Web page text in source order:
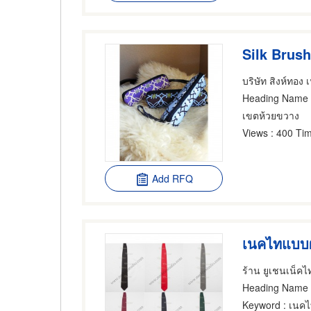
Add RFQ
Silk
บริษัท สิงห์ทอง
Heading Name
เขตห้วยขวาง
Views : 400
เนคไทแบบ
ร้าน ยูเชนเน็คไ
Heading Name
Keyword : เนค